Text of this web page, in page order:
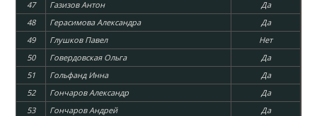
47
Газизов Антон
Да
48
Герасимова Александра
Да
49
Глушков Павел
Нет
50
Говердовская Ольга
Да
51
Гольфанд Инна
Да
52
Гончаров Александр
Да
53
Гончаров Андрей
Да